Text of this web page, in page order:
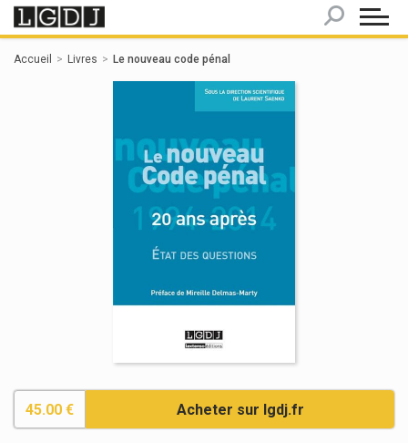
Accueil Livres Le nouveau code pénal
45.00 € Acheter sur lgdj.fr
Panneau de gestion des cookies